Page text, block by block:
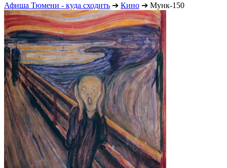
Афиша Тюмени - куда сходить ➔ Кино ➔ Мунк-150